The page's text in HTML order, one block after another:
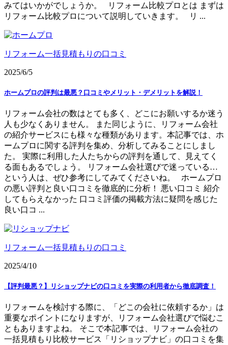
みてはいかがでしょうか。 リフォーム比較プロとは まずは
リフォーム比較プロについて説明していきます。 リ ...
リフォーム一括見積もりの口コミ
2025/6/5
ホームプロの評判は最悪？口コミやメリット・デメリットを解説！
リフォーム会社の数はとても多く、どこにお願いするか迷う
人も少なくありません。 また同じように、リフォーム会社
の紹介サービスにも様々な種類があります。本記事では、ホ
ームプロに関する評判を集め、分析してみることにしまし
た。 実際に利用した人たちからの評判を通して、見えてく
る面もあるでしょう。 リフォーム会社選びで迷っている…
という人は、ぜひ参考にしてみてくださいね。 ホームプロ
の悪い評判と良い口コミを徹底的に分析！ 悪い口コミ 紹介
してもらえなかった 口コミ評価の掲載方法に疑問を感じた
良い口コ ...
リフォーム一括見積もりの口コミ
2025/4/10
【評判最悪？】リショップナビの口コミを実際の利用者から徹底調査！
リフォームを検討する際に、「どこの会社に依頼するか」は
重要なポイントになりますが、リフォーム会社選びで悩むこ
ともありますよね。 そこで本記事では、リフォーム会社の
一括見積もり比較サービス「リショップナビ」の口コミを集